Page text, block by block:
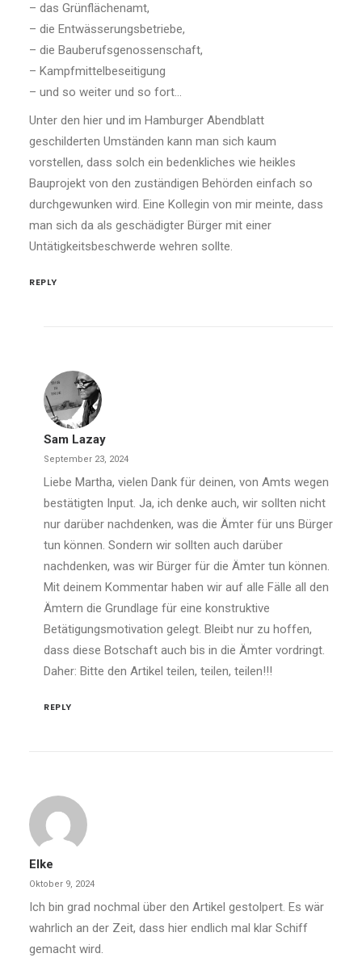
– das Grünflächenamt,
– die Entwässerungsbetriebe,
– die Bauberufsgenossenschaft,
– Kampfmittelbeseitigung
– und so weiter und so fort…
Unter den hier und im Hamburger Abendblatt
geschilderten Umständen kann man sich kaum
vorstellen, dass solch ein bedenkliches wie heikles
Bauprojekt von den zuständigen Behörden einfach so
durchgewunken wird. Eine Kollegin von mir meinte, dass
man sich da als geschädigter Bürger mit einer
Untätigkeitsbeschwerde wehren sollte.
REPLY
Sam Lazay
September 23, 2024
Liebe Martha, vielen Dank für deinen, von Amts wegen
bestätigten Input. Ja, ich denke auch, wir sollten nicht
nur darüber nachdenken, was die Ämter für uns Bürger
tun können. Sondern wir sollten auch darüber
nachdenken, was wir Bürger für die Ämter tun können.
Mit deinem Kommentar haben wir auf alle Fälle all den
Ämtern die Grundlage für eine konstruktive
Betätigungsmotivation gelegt. Bleibt nur zu hoffen,
dass diese Botschaft auch bis in die Ämter vordringt.
Daher: Bitte den Artikel teilen, teilen, teilen!!!
REPLY
Elke
Oktober 9, 2024
Ich bin grad nochmal über den Artikel gestolpert. Es wär
wahrlich an der Zeit, dass hier endlich mal klar Schiff
gemacht wird.